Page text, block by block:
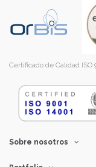
Certificado de Calidad ISO
Sobre nosotros